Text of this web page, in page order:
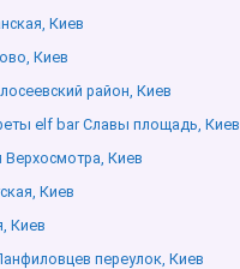
Киев
Киев
район, Киев
elf bar Славы площадь, Киев
Верхосмотра, Киев
Киев
Киев
переулок, Киев